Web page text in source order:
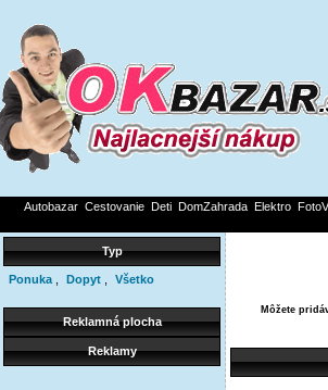
Autobazar Cestovanie Deti DomZahrada Elektro
Typ
Ponuka Dopyt Všetko
Reklamná plocha
Reklamy
Môžete